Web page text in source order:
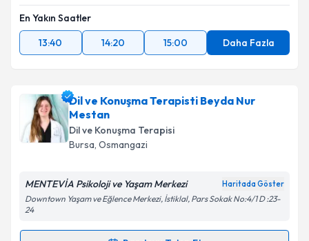
En Yakın Saatler
13:40
14:20 15:00 Daha Fazla
Dil ve Konuşma Terapisti Beyda Nur
Mestan
Dil ve Konuşma Terapisi
Bursa, Osmangazi
MENTEVİA Psikoloji ve Yaşam Merkezi Haritada Göster
Downtown Yaşam ve Eğlence Merkezi, İstiklal, Pars Sokak No:4/1 D :23-
24